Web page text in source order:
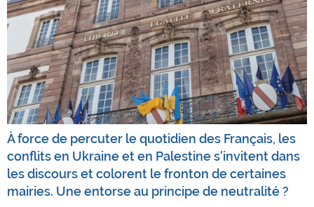
À force de percuter le quotidien des Français, les
conflits en Ukraine et en Palestine s'invitent dans
les discours et colorent le fronton de certaines
mairies. Une entorse au principe de neutralité ?